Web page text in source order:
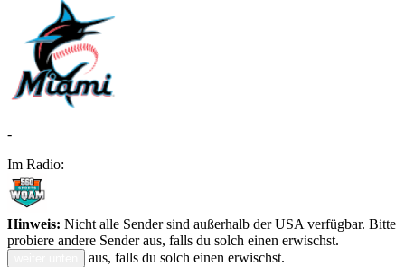
-
Im Radio:
Hinweis: Nicht alle Sender sind außerhalb der USA verfügbar. Bitte
probiere andere Sender aus, falls du solch einen erwischst.
aus, falls du solch einen erwischst.